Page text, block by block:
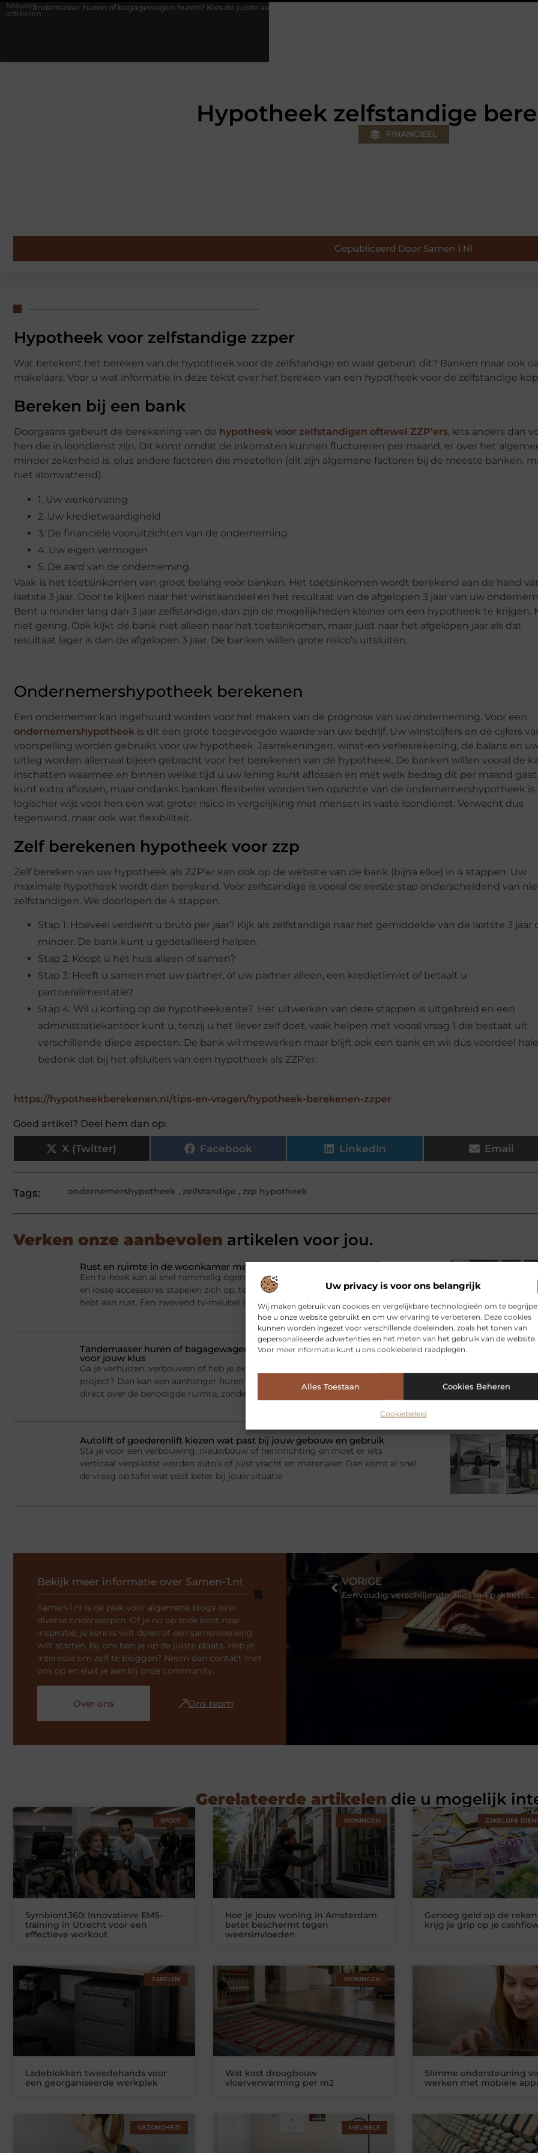
Uw privacy is voor ons belangrijk
Wij maken gebruik van cookies en vergelijkbare technologieën om te
hoe u onze website gebruikt en om uw ervaring te verbeteren. Deze cookies
kunnen worden ingezet voor verschillende doeleinden, zoals het tonen van
gepersonaliseerde advertenties en het meten van het gebruik van de website.
Voor meer informatie kunt u ons cookiebeleid raadplegen.
Alles Toestaan Cookies Beheren
Cookiebeleid
Nieuwe
artikelen
huren of bagagewagen huren? Kies de juiste aanhanger voor jouw klus
Hypotheek zelfstandige
FINANCIEEL
Gepubliceerd Door Samen 1.nl
Hypotheek voor zelfstandige zzper
Wat betekent het bereken van de hypotheek voor de zelfstandige en waar gebeurt dit? Banken maar ook
makelaars. Voor u wat informatie in deze tekst over het bereken van een hypotheek voor de zelfstandige
Bereken bij een bank
Doorgaans gebeurt de berekening van de hypotheek voor zelfstandigen oftewel ZZP’ers, iets anders dan
hen die in loondienst zijn. Dit komt omdat de inkomsten kunnen fluctureren per maand, er over het
minder zekerheid is, plus andere factoren die meetellen (dit zijn algemene factoren bij de meeste banken,
niet alomvattend):
1. Uw werkervaring
2. Uw kredietwaardigheid
3. De financiële vooruitzichten van de onderneming
4. Uw eigen vermogen
5. De aard van de onderneming.
Vaak is het toetsinkomen van groot belang voor banken. Het toetsinkomen wordt berekend aan de hand
laatste 3 jaar. Door te kijken naar het winstaandeel en het resultaat van de afgelopen 3 jaar van uw
Bent u minder lang dan 3 jaar zelfstandige, dan zijn de mogelijkheden kleiner om een hypotheek te krijgen.
niet gering. Ook kijkt de bank niet alleen naar het toetsinkomen, maar juist naar het afgelopen jaar als dat
resultaat lager is dan de afgelopen 3 jaar. De banken willen grote risico’s uitsluiten.
Ondernemershypotheek berekenen
Een ondernemer kan ingehuurd worden voor het maken van de prognose van uw onderneming. Voor een
ondernemershypotheek is dit een grote toegevoegde waarde van uw bedrijf. Uw winstcijfers en de cijfers
voorspelling worden gebruikt voor uw hypotheek. Jaarrekeningen, winst-en verliesrekening, de balans en
uitleg worden allemaal bijeen gebracht voor het berekenen van de hypotheek. De banken willen vooral de
inschatten waarmee en binnen welke tijd u uw lening kunt aflossen en met welk bedrag dit per maand
kunt extra aflossen, maar ondanks banken flexibeler worden ten opzichte van de ondernemershypotheek is
logischer wijs voor hen een wat groter risico in vergelijking met mensen in vaste loondienst. Verwacht dus
tegenwind, maar ook wat flexibiliteit.
Zelf berekenen hypotheek voor zzp
Zelf bereken van uw hypotheek als ZZP’er kan ook op de website van de bank (bijna elke) in 4 stappen. Uw
maximale hypotheek wordt dan berekend. Voor zelfstandige is vooral de eerste stap onderscheidend van
zelfstandigen. We doorlopen de 4 stappen.
Stap 1: Hoeveel verdient u bruto per jaar? Kijk als zelfstandige naar het gemiddelde van de laatste 3 jaar
minder. De bank kunt u gedetailleerd helpen.
Stap 2: Koopt u het huis alleen of samen?
Stap 3: Heeft u samen met uw partner, of uw partner alleen, een kredietlimiet of betaalt u
partneralimentatie?
Stap 4: Wil u korting op de hypotheekrente? Het uitwerken van deze stappen is uitgebreid en een
administratiekantoor kunt u, tenzij u het liever zelf doet, vaak helpen met vooral vraag 1 die bestaat uit
verschillende diepe aspecten. De bank wil meewerken maar blijft ook een bank en wil dus voordeel
bedenk dat bij het afsluiten van een hypotheek als ZZP’er.
https://hypotheekberekenen.nl/tips-en-vragen/hypotheek-berekenen-zzper
Goed artikel? Deel hem dan op:
X (Twitter) Facebook LinkedIn Email
Tags: ondernemershypotheek , zelfstandige , zzp hypotheek
Verken onze aanbevolen artikelen voor jou.
Rust en ruimte in de woonkamer met een zwevend tv meubel van eiken
Een tv-hoek kan al snel rommelig ogen. Apparatuur, kabels, afstandsbedieningen
en losse accessoires stapelen zich op, terwijl je juist in de woonkamer behoefte
hebt aan rust. Een zwevend tv-meubel is dan een slimme oplossing: het
Tandemasser huren of bagagewagen huren? Kies de juiste aanhanger
voor jouw klus
Ga je verhuizen, verbouwen of heb je extra laadruimte nodig voor een tijdelijk
project? Dan kan een aanhanger huren een slimme oplossing zijn. Je beschikt
direct over de benodigde ruimte, zonder dat je zelf een
Autolift of goederenlift kiezen wat past bij jouw gebouw en gebruik
Sta je voor een verbouwing, nieuwbouw of herinrichting en moet er iets
verticaal verplaatst worden auto’s of juist vracht en materialen Dan komt al snel
de vraag op tafel wat past beter bij jouw situatie
Bekijk meer informatie over Samen-1.nl
Samen-1.nl is dé plek voor algemene blogs over
diverse onderwerpen. Of je nu op zoek bent naar
inspiratie, je kennis wilt delen of een samenwerking
wilt starten, bij ons ben je op de juiste plaats. Heb je
interesse om zelf te bloggen? Neem dan contact met
ons op en sluit je aan bij onze community.
Over ons Ons team
VORIGE
Eenvoudig verschillende alles in 1 pakketten vergelijken
Gerelateerde artikelen die u mogelijk
SPORT
Symbiont360: Innovatieve EMS-
training in Utrecht voor een
effectieve workout
WONINGEN
Hoe je jouw woning in Amsterdam
beter beschermt tegen
weersinvloeden
ZAKELIJKE
Genoeg geld op de
krijg je grip op je
ZAKELIJK
Ladeblokken tweedehands voor
een georganiseerde werkplek
WONINGEN
Wat kost droogbouw
vloerverwarming per m2
Slimme ondersteuning
werken met mobiele
GEZONDHEID MEUBELS